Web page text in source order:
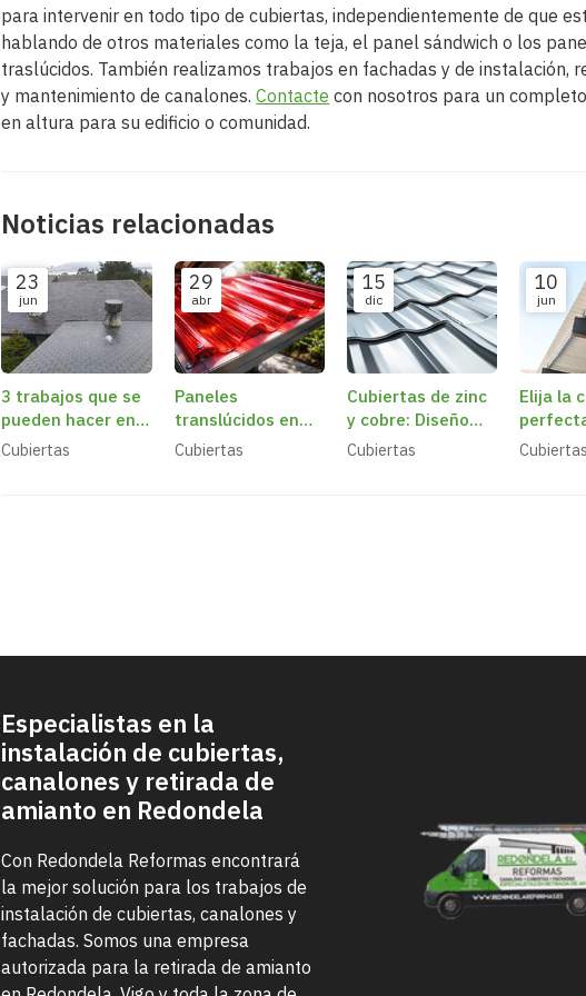
para intervenir en todo tipo de cubiertas, independientemente de que
hablando de otros materiales como la teja, el panel sándwich o los
traslúcidos. También realizamos trabajos en fachadas y de instalación,
y mantenimiento de canalones.Contacte con nosotros para un
en altura para su edificio o comunidad.
Noticias relacionadas
23
jun
3 trabajos que se
pueden hacer en
el tejado en
Cubiertas
29
abr
Paneles
translúcidos en
cubiertas:
Cubiertas
15
dic
Cubiertas de zinc
y cobre: Diseño
vanguardista y
Cubiertas
10
jun
Elija la
hogar o
Cubiertas
Especialistas en la
instalación de cubiertas,
canalones y retirada de
amianto en Redondela
Con Redondela Reformas encontrará
la mejor solución para los trabajos de
instalación de cubiertas, canalones y
fachadas. Somos una empresa
autorizada para la retirada de amianto